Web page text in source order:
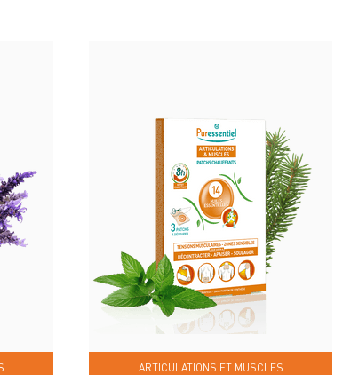
ARTICULATIONS ET MUSCLES